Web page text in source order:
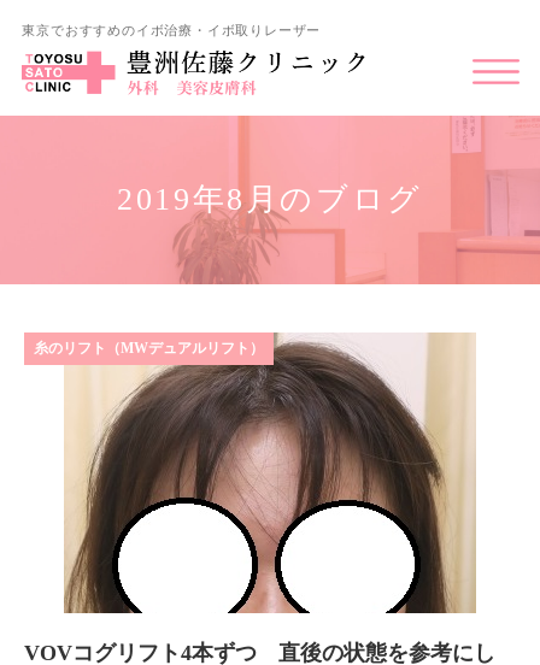
東京でおすすめのイボ治療・イボ取りレーザー
2019年8月のブログ
糸のリフト（MWデュアルリフト）
VOVコグリフト4本ずつ 直後の状態を参考にし